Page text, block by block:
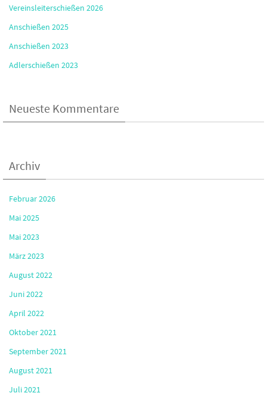
Vereinsleiterschießen 2026
Anschießen 2025
Anschießen 2023
Adlerschießen 2023
Neueste Kommentare
Archiv
Februar 2026
Mai 2025
Mai 2023
März 2023
August 2022
Juni 2022
April 2022
Oktober 2021
September 2021
August 2021
Juli 2021